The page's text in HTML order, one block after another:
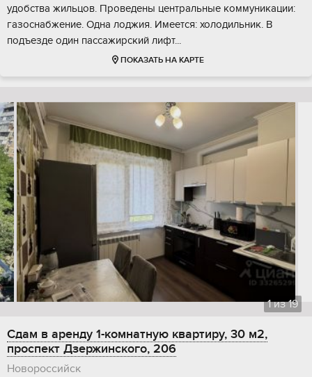
удобства жильцов. Проведены центральные коммуникации:
газоснабжение. Одна лоджия. Имеется: холодильник. В
подъезде один пассажирский лифт...
ПОКАЗАТЬ НА КАРТЕ
1из19
Сдам в аренду 1-комнатную квартиру, 30 м2,
проспект Дзержинского, 206
Новороссийск